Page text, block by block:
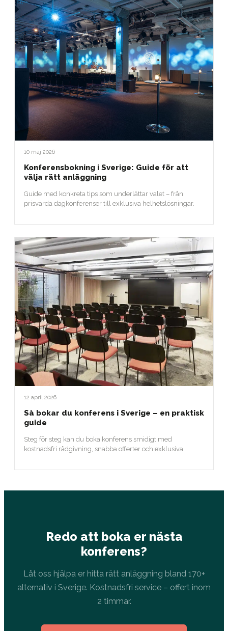
10 maj 2026
Konferensbokning i Sverige: Guide för att
välja rätt anläggning
Guide med konkreta tips som underlättar valet – från
prisvärda dagkonferenser till exklusiva helhetslösningar.
12 april 2026
Så bokar du konferens i Sverige – en praktisk
guide
Steg för steg kan du boka konferens smidigt med
kostnadsfri rådgivning, snabba offerter och exklusiva
Redo att boka er nästa
konferens?
Låt oss hjälpa er hitta rätt anläggning bland 170+
alternativ i Sverige. Kostnadsfri service – offert inom
2 timmar.